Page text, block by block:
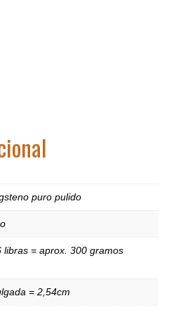
puro pulido
libras = aprox. 300 gramos
= 2,54cm